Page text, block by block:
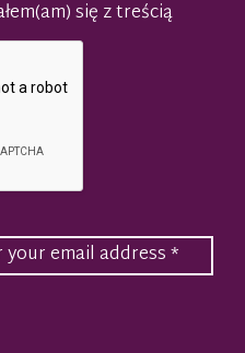
się z treścią